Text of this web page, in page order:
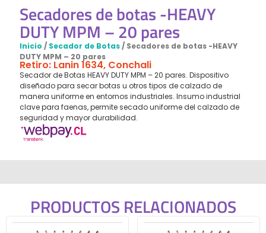
Secadores de botas -HEAVY
DUTY MPM – 20 pares
Inicio / Secador de Botas/ Secadores de botas -HEAVY
DUTY MPM – 20 pares
Retiro: Lanin 1634, Conchali
Secador de Botas HEAVY DUTY MPM – 20 pares. Dispositivo
diseñado para secar botas u otros tipos de calzado de
manera uniforme en entornos industriales. Insumo industrial
clave para faenas, permite secado uniforme del calzado de
seguridad y mayor durabilidad.
PRODUCTOS RELACIONADOS